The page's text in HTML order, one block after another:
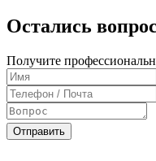
Остались
Получите
Отправить